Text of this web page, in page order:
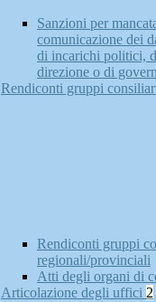
Sanzioni per
comunicazione dei
di incarichi politici,
direzione o di
Rendiconti gruppi
Rendiconti gruppi
regionali/provinciali
Atti degli organi di
Articolazione degli uffici 2